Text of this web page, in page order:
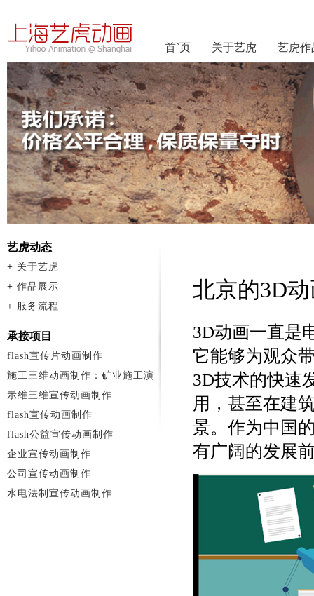
首`页 关于艺虎 艺虎作
北京的3D
3D动画一直是
它能够为观众
3D技术的快速
用，甚至在建
景。作为中国
有广阔的发展
艺虎动态
+ 关于艺虎
+ 作品展示
+ 服务流程
承接项目
flash宣传片动画制作
施工三维动画制作：矿业施工演
示
二维三维宣传动画制作
flash宣传动画制作
flash公益宣传动画制作
企业宣传动画制作
公司宣传动画制作
水电法制宣传动画制作